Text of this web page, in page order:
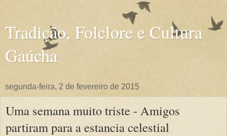
Tradição, Folclore e Cultura
Gaúcha
segunda-feira, 2 de fevereiro de 2015
Uma semana muito triste - Amigos
partiram para a estancia celestial